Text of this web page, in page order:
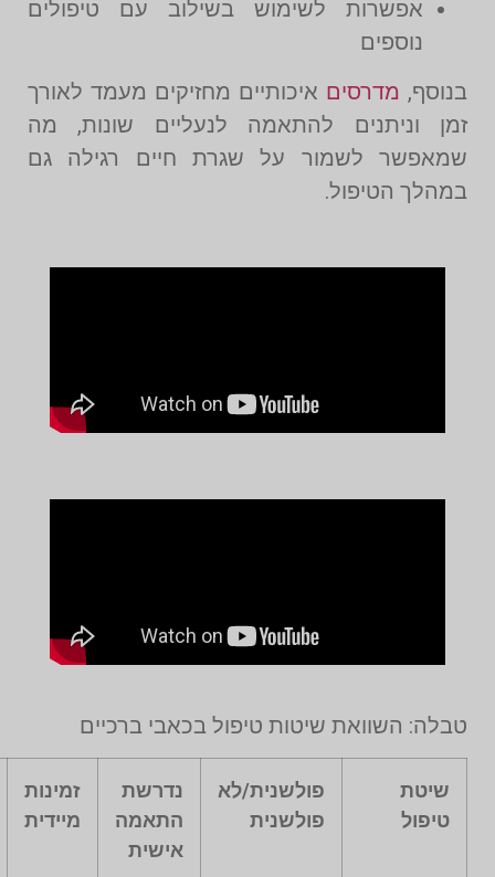
אפשרות לשימוש בשילוב עם טיפולים
נוספים
בנוסף, מדרסים איכותיים מחזיקים מעמד לאורך
זמן וניתנים להתאמה לנעליים שונות, מה
שמאפשר לשמור על שגרת חיים רגילה גם
במהלך הטיפול.
טבלה: השוואת שיטות טיפול בכאבי ברכיים
שיטת
טיפול
פולשנית/לא
פולשנית
נדרשת
התאמה
אישית
זמינות
מיידית